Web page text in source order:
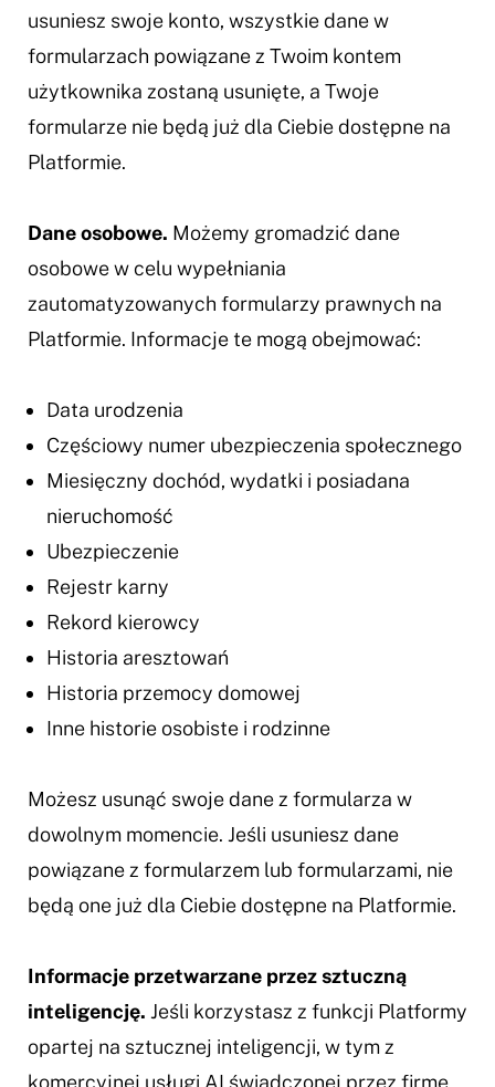
usuniesz swoje konto, wszystkie dane w
formularzach powiązane z Twoim kontem
użytkownika zostaną usunięte, a Twoje
formularze nie będą już dla Ciebie dostępne na
Platformie.
Dane osobowe. Możemy gromadzić dane
osobowe w celu wypełniania
zautomatyzowanych formularzy prawnych na
Platformie. Informacje te mogą obejmować:
Data urodzenia
Częściowy numer ubezpieczenia społecznego
Miesięczny dochód, wydatki i posiadana
nieruchomość
Ubezpieczenie
Rejestr karny
Rekord kierowcy
Historia aresztowań
Historia przemocy domowej
Inne historie osobiste i rodzinne
Możesz usunąć swoje dane z formularza w
dowolnym momencie. Jeśli usuniesz dane
powiązane z formularzem lub formularzami, nie
będą one już dla Ciebie dostępne na Platformie.
Informacje przetwarzane przez sztuczną
inteligencję. Jeśli korzystasz z funkcji Platformy
opartej na sztucznej inteligencji, w tym z
komercyjnej usługi AI świadczonej przez firmę